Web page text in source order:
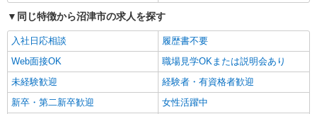
ー ［3］実務者研修/1級ヘルパー ［4］ケアマ
ネジャー等
時給1,226円〜1,800円 ※経験・能力による ＜
月給例＞シッカリ稼げるのが魅力♪ 時給1,700円×1
日8h×20日（週5日）＝272,000円
静岡県沼津市 ☆その他、静岡県内に勤務地多
キープ 詳細を見る
同じ特徴から沼津市の求人を探す
入社日応相談
履歴書不要
Web面接OK
職場見学OKまたは説明会あり
未経験歓迎
経験者・有資格者歓迎
新卒・第二新卒歓迎
女性活躍中